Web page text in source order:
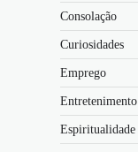
Consolação
Curiosidades
Emprego
Entretenimento
Espiritualidade